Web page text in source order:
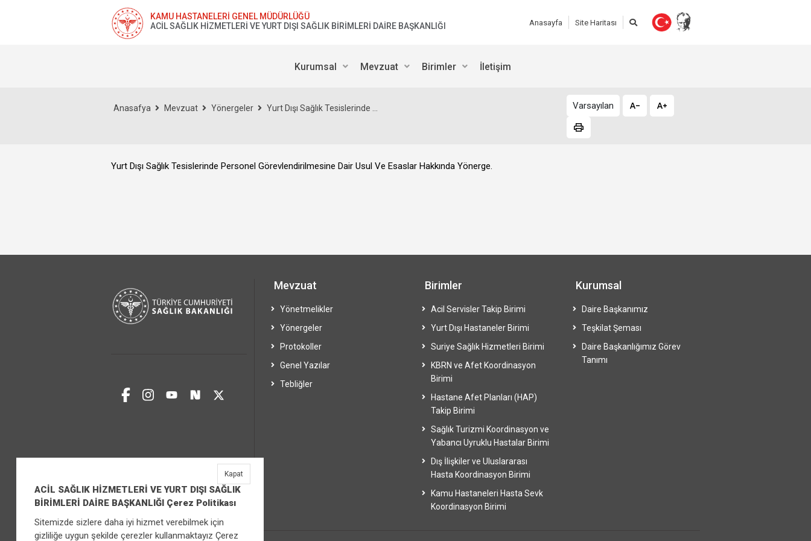
KAMU HASTANELERİ GENEL MÜDÜRLÜĞÜ
ACİL SAĞLIK HİZMETLERİ VE YURT DIŞI SAĞLIK BİRİMLERİ DAİRE BAŞKANLIĞI
Anasayfa Site Haritası
Kurumsal Mevzuat Birimler İletişim
Anasafya Mevzuat Yönergeler Yurt Dışı Sağlık Tesislerinde ... Varsayılan
Yurt Dışı Sağlık Tesislerinde Personel Görevlendirilmesine Dair Usul Ve Esaslar Hakkında Yönerge.
Mevzuat
Yönetmelikler
Yönergeler
Protokoller
Genel Yazılar
Tebliğler
Birimler
Acil Servisler Takip Birimi
Yurt Dışı Hastaneler Birimi
Suriye Sağlık Hizmetleri Birimi
KBRN ve Afet Koordinasyon
Birimi
Hastane Afet Planları (HAP)
Takip Birimi
Sağlık Turizmi Koordinasyon ve
Yabancı Uyruklu Hastalar Birimi
Dış İlişkiler ve Uluslararası
Hasta Koordinasyon Birimi
Kamu Hastaneleri Hasta Sevk
Koordinasyon Birimi
Kurumsal
Daire Başkanımız
Teşkilat Şeması
Daire Başkanlığımız Görev
Tanımı
ACİL SAĞLIK HİZMETLERİ VE YURT DIŞI SAĞLIK
BİRİMLERİ DAİRE BAŞKANLIĞI Çerez Politikası
Sitemizde sizlere daha iyi hizmet verebilmek için
gizliliğe uygun şekilde çerezler kullanmaktayız Çerez
Kapat